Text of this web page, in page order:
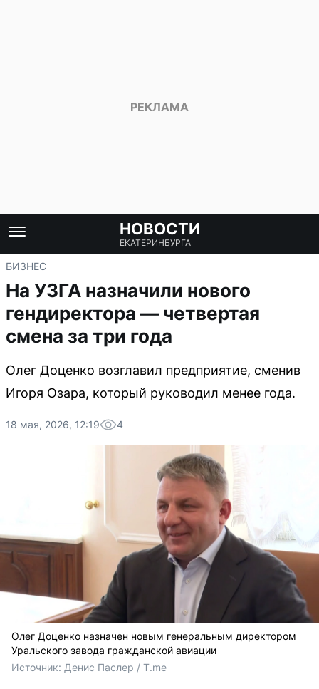
НОВОСТИ
ЕКАТЕРИНБУРГА
БИЗНЕС
На УЗГА назначили нового
гендиректора — четвертая
смена за три года
Олег Доценко возглавил предприятие, сменив
Игоря Озара, который руководил менее года.
18 мая, 2026, 12:19 4
Олег Доценко назначен новым генеральным директором
Уральского завода гражданской авиации
Источник: Денис Паслер / T.me